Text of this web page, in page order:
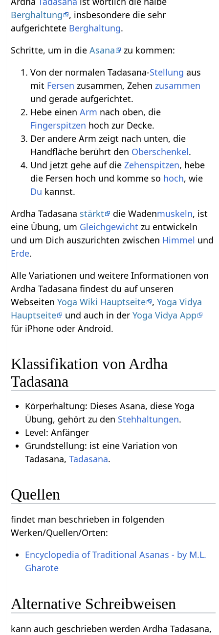
Berghaltung
, insbesondere die sehr
aufgerichtete Berghaltung.
Schritte, um in dieAsana
zu kommen:
Von der normalen Tadasana-Stellung aus
mit Fersen zusammen, Zehenzusammen
und gerade aufgerichtet.
Hebe einenArm nach oben, die
Fingerspitzen hoch zur Decke.
Der andere Arm zeigt nach unten, die
Handfläche berührt den Oberschenkel.
Und jetzt gehe auf dieZehenspitzen, hebe
die Fersen hoch und komme so hoch, wie
Du kannst.
Ardha Tadasana stärkt die Wadenmuskeln, ist
eine Übung, um Gleichgewicht zu entwickeln
und um Dich auszurichten zwischen Himmel und
Erde.
Alle Variationen und weitere Informationen von
Ardha Tadasana findest du auf unseren
WebseitenYoga Wiki Hauptseite ,Yoga Vidya
Hauptseite
und auch in derYoga Vidya App
für iPhone oder Android.
Klassifikation von Ardha
Tadasana
Körperhaltung: Dieses Asana, diese Yoga
Übung, gehört zu den Stehhaltungen.
Level: Anfänger
Grundstellung: ist eine Variation von
Tadasana, Tadasana.
Quellen
findet man beschrieben in folgenden
Werken/Quellen/Orten:
Encyclopedia of Traditional Asanas - by M.L.
Gharote
Alternative Schreibweisen
kann auch geschrieben werden Ardha Tadasana,